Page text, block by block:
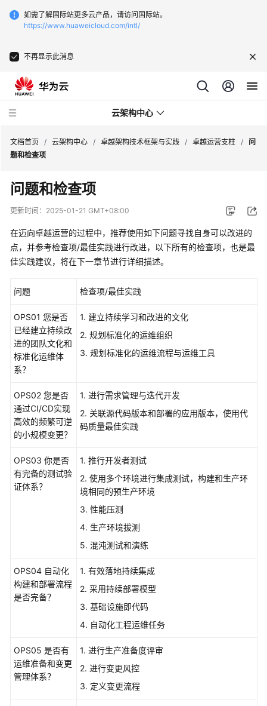
如需了解国际站更多云产品，请访问国际站。
https://www.huaweicloud.com/intl/
不再显示此消息
云架构中心
卓
越
架
技
术
框
实
卓
越
技
术
框
架
介
韧
支
柱
效
率
支
文档首页 / 云架构中心 / 卓越架构技术框架与实践 / 卓越运营支柱 /
问
题和检查项
问题和检查项
更新时间： 2025-01-21 GMT+08:00
在迈向卓越运营的过程中，推荐使用如下问题寻找自身可以改进的
点，并参考检查项/最佳实践进行改进，以下所有的检查项，也是最
佳实践建议，将在下一章节进行详细描述。
问题 检查项/最佳实践
OPS01 您是否
已经建立持续改
进的团队文化和
标准化运维体
系？
1. 建立持续学习和改进的文化
2. 规划标准化的运维组织
3. 规划标准化的运维流程与运维工具
OPS02 您是否
通过CI/CD实现
高效的频繁可逆
的小规模变更？
1. 进行需求管理与迭代开发
2. 关联源代码版本和部署的应用版本，使用代
码质量最佳实践
OPS03 你是否
有完备的测试验
证体系？
1. 推行开发者测试
2. 使用多个环境进行集成测试，构建和生产环
境相同的预生产环境
3. 性能压测
4. 生产环境拔测
5. 混沌测试和演练
OPS04 自动化
构建和部署流程
是否完备？
1. 有效落地持续集成
2. 采用持续部署模型
3. 基础设施即代码
4. 自动化工程运维任务
OPS05 是否有
运维准备和变更
管理体系？
1. 进行生产准备度评审
2. 进行变更风控
3. 定义变更流程